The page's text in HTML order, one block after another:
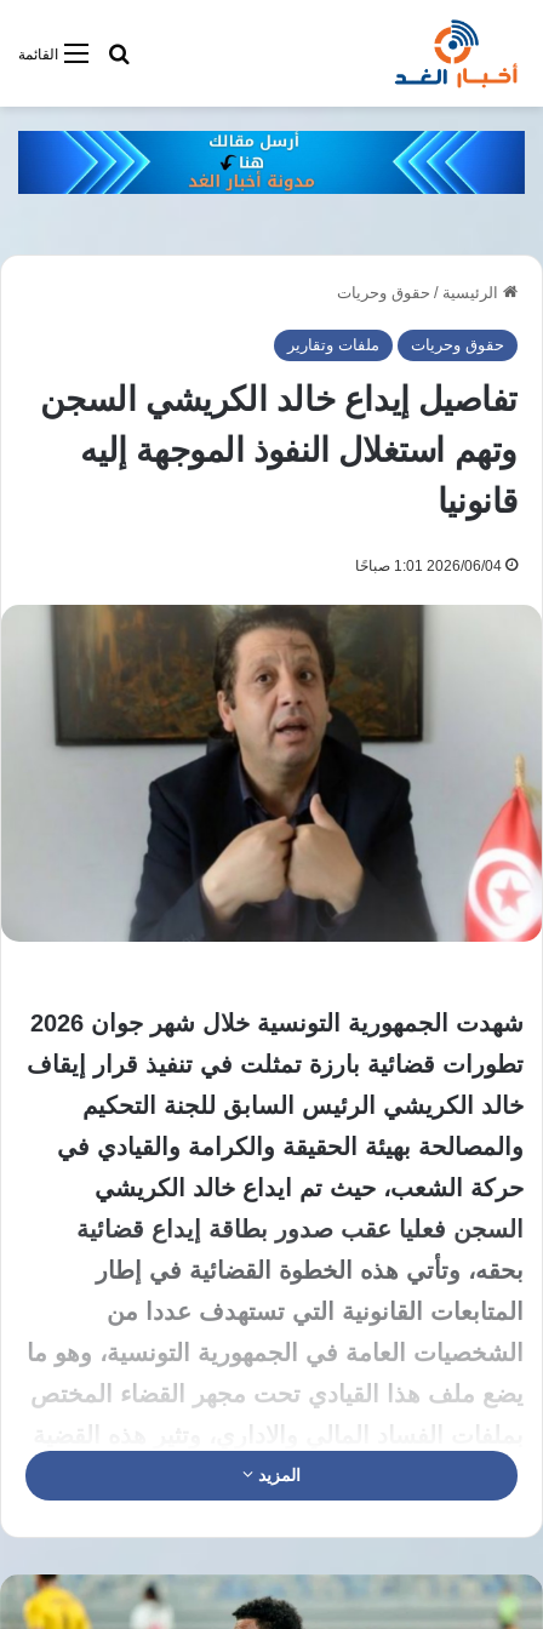
القائمةأبحت فى
الرئيسية / حقوق وحريات
حقوق وحريات ملفات وتقارير
تفاصيل إيداع خالد الكريشي السجن
وتهم استغلال النفوذ الموجهة إليه
قانونيا
2026/06/04 1:01 صباحًا
شهدت الجمهورية التونسية خلال شهر جوان 2026
تطورات قضائية بارزة تمثلت في تنفيذ قرار إيقاف
خالد الكريشي الرئيس السابق للجنة التحكيم
والمصالحة بهيئة الحقيقة والكرامة والقيادي في
حركة الشعب، حيث تم ايداع خالد الكريشي
السجن فعليا عقب صدور بطاقة إيداع قضائية
بحقه، وتأتي هذه الخطوة القضائية في إطار
المتابعات القانونية التي تستهدف عددا من
الشخصيات العامة في الجمهورية التونسية، وهو ما
يضع ملف هذا القيادي تحت مجهر القضاء المختص
تساؤلات حول التجاوزات الوظيفية المنسوبة إليه
المزيد